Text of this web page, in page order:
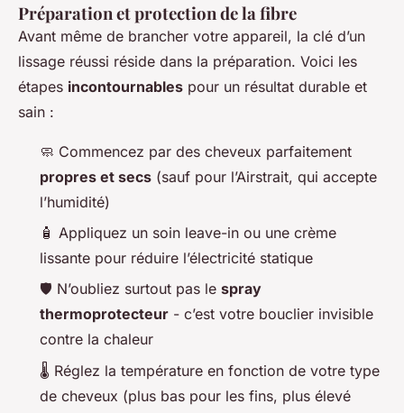
Préparation et protection de la fibre
Avant même de brancher votre appareil, la clé d’un
lissage réussi réside dans la préparation. Voici les
étapes incontournables pour un résultat durable et
sain :
🧼 Commencez par des cheveux parfaitement
propres et secs (sauf pour l’Airstrait, qui accepte
l’humidité)
🧴 Appliquez un soin leave-in ou une crème
lissante pour réduire l’électricité statique
🛡️ N’oubliez surtout pas le spray
thermoprotecteur - c’est votre bouclier invisible
contre la chaleur
🌡️ Réglez la température en fonction de votre type
de cheveux (plus bas pour les fins, plus élevé